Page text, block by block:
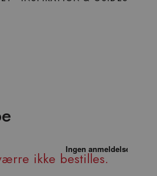
ikke bestilles.